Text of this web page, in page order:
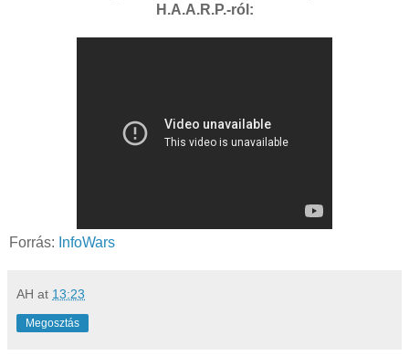
H.A.A.R.P.-ról:
Forrás: InfoWars
AH at 13:23
Megosztás